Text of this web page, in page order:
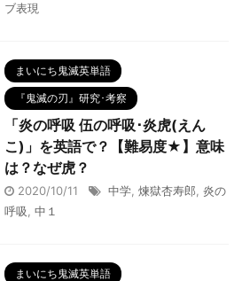
ブ表現
まいにち鬼滅英単語
『鬼滅の刃』研究･考察
「炎の呼吸 伍の呼吸･炎虎(えん
こ)」を英語で？【難易度★】意味
は？なぜ虎？
2020/10/11 中学 煉獄杏寿郎 炎の
呼吸
中１
まいにち鬼滅英単語